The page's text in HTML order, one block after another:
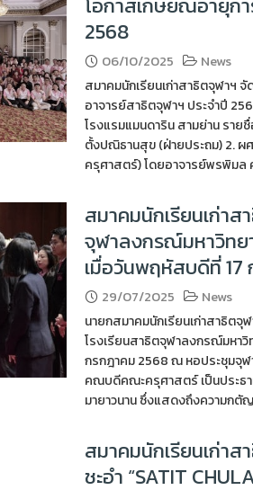
2568
06/10/2025 News
สมาคมนักเรียนเก่าสาธิตจุฬาฯ
อาจารย์สาธิตจุฬาฯ ประจำปี
โรงแรมแมนดาริน สามย่าน ราย
ตั้งปณิธานสุข (ฝ่ายประถม) 2. ผ
ครุศาสตร์) โดยอาจารย์พรพิมล
สมาคมนักเรียนเก่าส
จุฬาลงกรณ์มหาวิทย
เมื่อวันพฤหัสบดีที่ 17
29/07/2025 News
นายกสมาคมนักเรียนเก่าสาธิตจุ
โรงเรียนสาธิตจุฬาลงกรณ์มหา
กรกฎาคม 2568 ณ หอประชุมจุ
คณบดีคณะครุศาสตร์ เป็นประธ
มายาวนาน ซึ่งแสดงถึงความก
สมาคมนักเรียนเก่า
ชะอำ “SATIT